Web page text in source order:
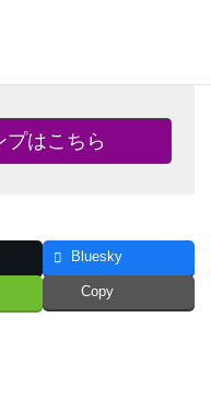
はこちら
Bluesky
Copy